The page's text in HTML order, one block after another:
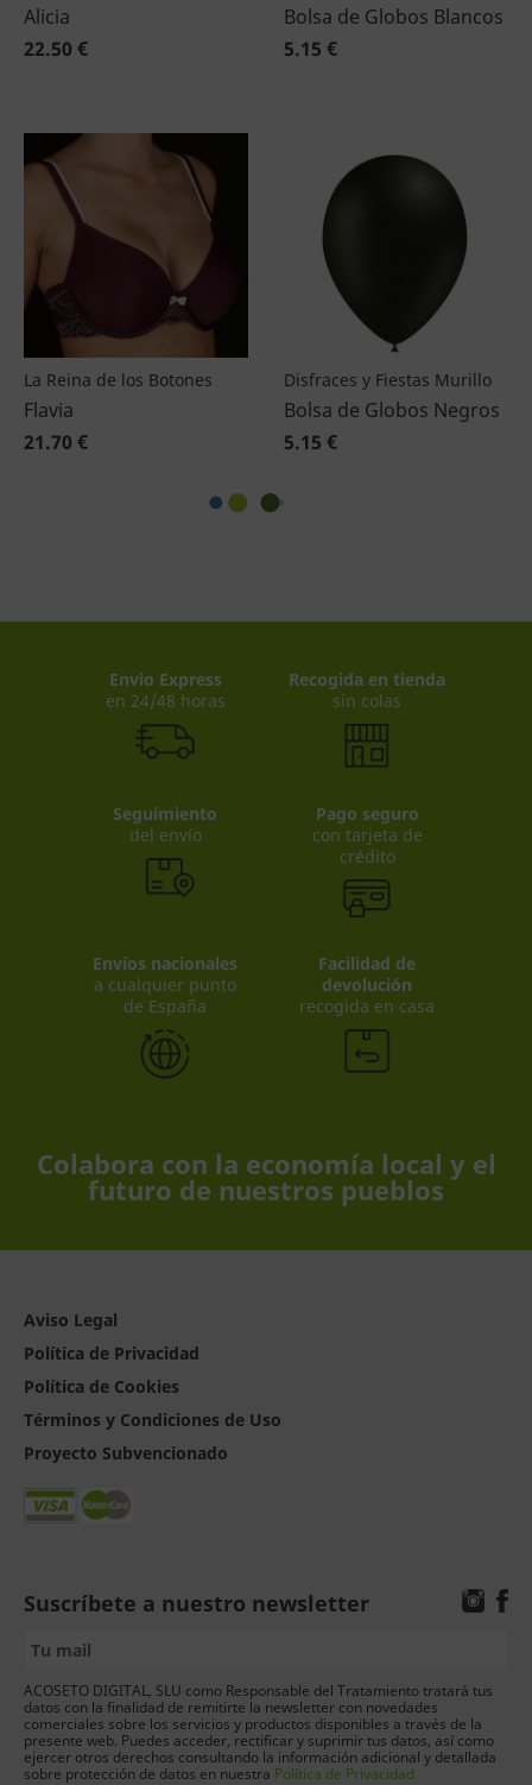
Alicia
22.50 €
Bolsa de Globos Blancos
5.15 €
La Reina de los Botones
Flavia
21.70 €
Disfraces y Fiestas Murillo
Bolsa de Globos Negros
5.15 €
Envio Express
en 24/48 horas
Recogida en tienda
sin colas
Seguimiento
del envío
Pago seguro
con tarjeta de
crédito
Envíos nacionales
a cualquier punto
de España
Facilidad de
devolución
recogida en casa
Colabora con la economía local y el
futuro de nuestros pueblos
Aviso Legal
Política de Privacidad
Política de Cookies
Términos y Condiciones de Uso
Proyecto Subvencionado
Suscríbete a nuestro newsletter
ACOSETO DIGITAL, SLU como Responsable del Tratamiento tratará tus
datos con la finalidad de remitirte la newsletter con novedades
comerciales sobre los servicios y productos disponibles a través de la
presente web. Puedes acceder, rectificar y suprimir tus datos, así como
ejercer otros derechos consultando la información adicional y detallada
sobre protección de datos en nuestra Política de Privacidad